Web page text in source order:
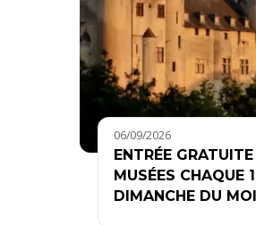
06/09/2026
ENTRÉE
MUSÉES CHAQUE
DIMANCHE DU